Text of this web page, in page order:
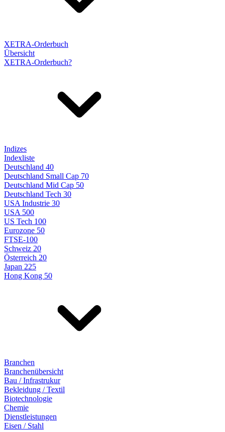
XETRA-Orderbuch
Übersicht
XETRA-Orderbuch?
Indizes
Indexliste
Deutschland 40
Deutschland Small Cap 70
Deutschland Mid Cap 50
Deutschland Tech 30
USA Industrie 30
USA 500
US Tech 100
Eurozone 50
FTSE-100
Schweiz 20
Österreich 20
Japan 225
Hong Kong 50
Branchen
Branchenübersicht
Bau / Infrastrukur
Bekleidung / Textil
Biotechnologie
Chemie
Dienstleistungen
Eisen / Stahl